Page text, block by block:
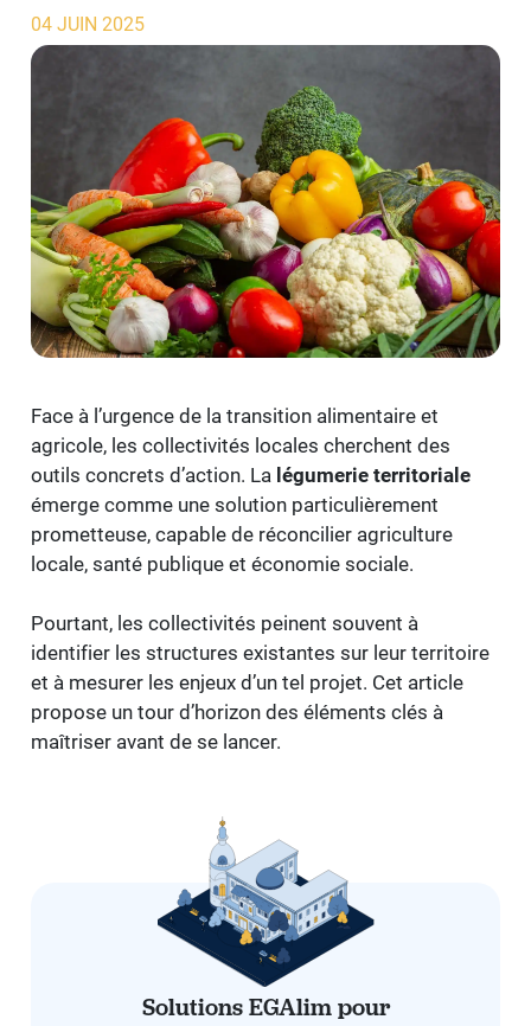
04 JUIN 2025
Face à l’urgence de la transition alimentaire et
agricole, les collectivités locales cherchent des
outils concrets d’action. La légumerie territoriale
émerge comme une solution particulièrement
prometteuse, capable de réconcilier agriculture
locale, santé publique et économie sociale.
Pourtant, les collectivités peinent souvent à
identifier les structures existantes sur leur territoire
et à mesurer les enjeux d’un tel projet. Cet article
propose un tour d’horizon des éléments clés à
maîtriser avant de se lancer.
Solutions EGAlim pour